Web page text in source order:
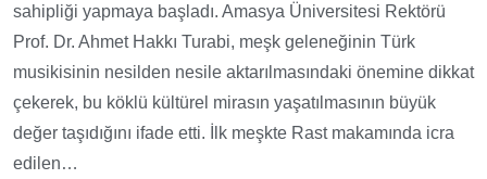
sahipliği yapmaya başladı. Amasya Üniversitesi Rektörü
Prof. Dr. Ahmet Hakkı Turabi, meşk geleneğinin Türk
musikisinin nesilden nesile aktarılmasındaki önemine dikkat
çekerek, bu köklü kültürel mirasın yaşatılmasının büyük
değer taşıdığını ifade etti. İlk meşkte Rast makamında icra
edilen…